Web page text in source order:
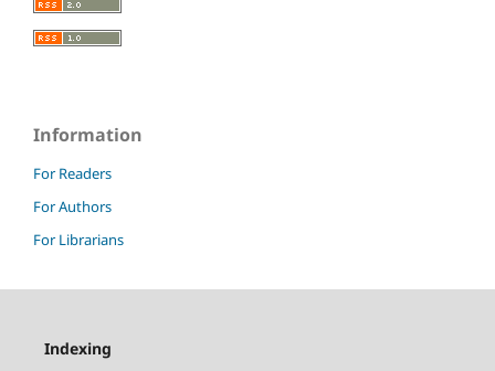
Information
For Readers
For Authors
For Librarians
Indexing